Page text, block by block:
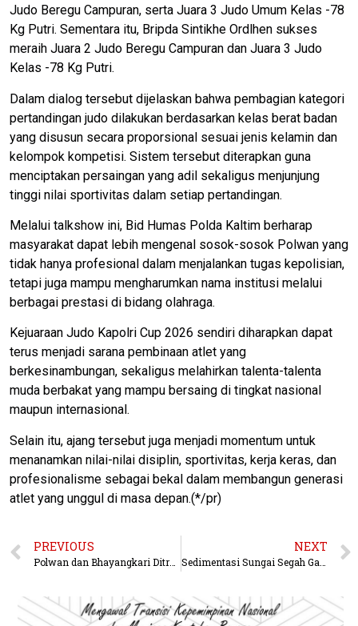
Judo Beregu Campuran, serta Juara 3 Judo Umum Kelas -78
Kg Putri. Sementara itu, Bripda Sintikhe Ordlhen sukses
meraih Juara 2 Judo Beregu Campuran dan Juara 3 Judo
Kelas -78 Kg Putri.
Dalam dialog tersebut dijelaskan bahwa pembagian kategori
pertandingan judo dilakukan berdasarkan kelas berat badan
yang disusun secara proporsional sesuai jenis kelamin dan
kelompok kompetisi. Sistem tersebut diterapkan guna
menciptakan persaingan yang adil sekaligus menjunjung
tinggi nilai sportivitas dalam setiap pertandingan.
Melalui talkshow ini, Bid Humas Polda Kaltim berharap
masyarakat dapat lebih mengenal sosok-sosok Polwan yang
tidak hanya profesional dalam menjalankan tugas kepolisian,
tetapi juga mampu mengharumkan nama institusi melalui
berbagai prestasi di bidang olahraga.
Kejuaraan Judo Kapolri Cup 2026 sendiri diharapkan dapat
terus menjadi sarana pembinaan atlet yang
berkesinambungan, sekaligus melahirkan talenta-talenta
muda berbakat yang mampu bersaing di tingkat nasional
maupun internasional.
Selain itu, ajang tersebut juga menjadi momentum untuk
menanamkan nilai-nilai disiplin, sportivitas, kerja keras, dan
profesionalisme sebagai bekal dalam membangun generasi
atlet yang unggul di masa depan.(*/pr)
PREVIOUS
Polwan dan Bhayangkari Ditreskrimsus Polda Kaltim Salurkan Bantuan Sosial
NEXT